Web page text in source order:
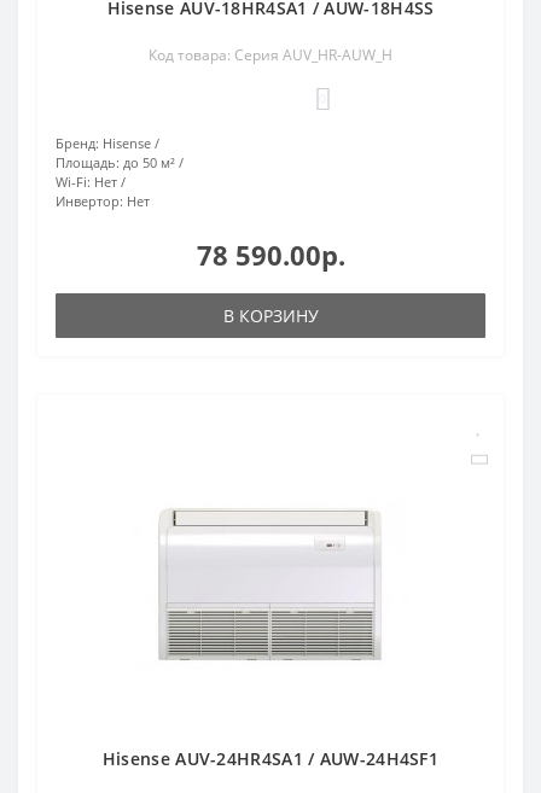
Hisense AUV-18HR4SA1 / AUW-18H4SS
Код товара: Серия AUV_HR-AUW_H
Бренд: Hisense
Площадь: до 50 м²
Wi-Fi: Нет
Инвертор: Нет
78 590.00р.
В КОРЗИНУ
Hisense AUV-24HR4SA1 / AUW-24H4SF1